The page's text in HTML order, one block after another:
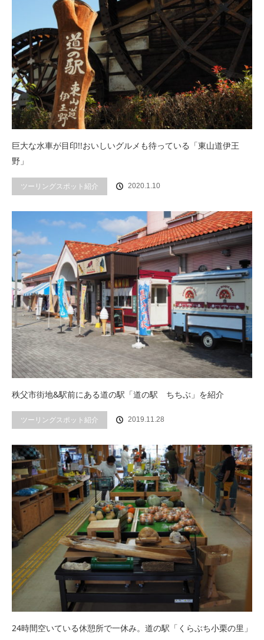
巨大な水車が目印!!おいしいグルメも待っている「東山道伊王
野」
ツーリングスポット紹介 2020.1.10
秩父市街地&駅前にある道の駅「道の駅 ちちぶ」を紹介
ツーリングスポット紹介 2019.11.28
24時間空いている休憩所で一休み。道の駅「くらぶち小栗の里」